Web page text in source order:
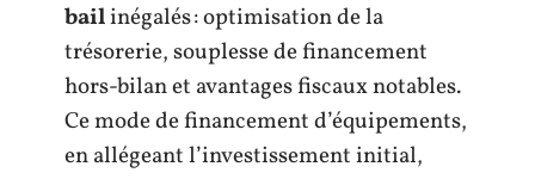
bailinégalés : optimisation de la
trésorerie, souplesse de financement
hors-bilan et avantages fiscaux notables.
Ce mode de financement d’équipements,
en allégeant l’investissement initial,